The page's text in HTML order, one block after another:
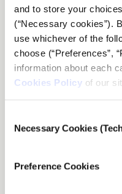
and to store your
(“Necessary cookies”).
use whichever of the
choose (“Preferences”,
information about each
Cookies Policy of our
Selection
Necessary Cookies
Preference Cookies
Το iMEdD Lab
για την πορεία της
Σκοπός της ήταν να
εξάπλωση του SARS-
κόσμο, αποτελώντας
ευρύ κοινό αλλά και
δεδομένα
και δημιουργήθηκε
σύνολα δεδομένων,